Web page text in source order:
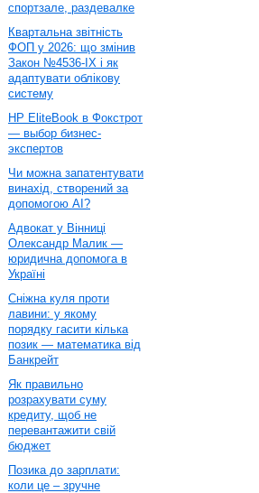
спортзале, раздевалке
Квартальна звітність
ФОП у 2026: що змінив
Закон №4536-IX і як
адаптувати облікову
систему
HP EliteBook в Фокстрот
— выбор бизнес-
экспертов
Чи можна запатентувати
винахід, створений за
допомогою AI?
Адвокат у Вінниці
Олександр Малик —
юридична допомога в
Україні
Сніжна куля проти
лавини: у якому
порядку гасити кілька
позик — математика від
Банкрейт
Як правильно
розрахувати суму
кредиту, щоб не
перевантажити свій
бюджет
Позика до зарплати:
коли це – зручне